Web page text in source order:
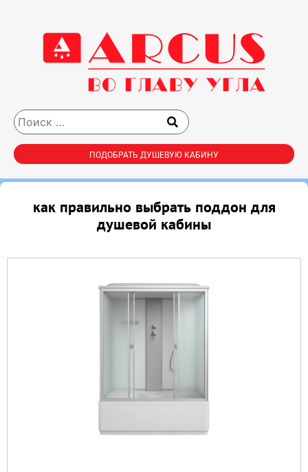
ПОДОБРАТЬ ДУШЕВУЮ КАБИНУ
как правильно выбрать поддон для
душевой кабины